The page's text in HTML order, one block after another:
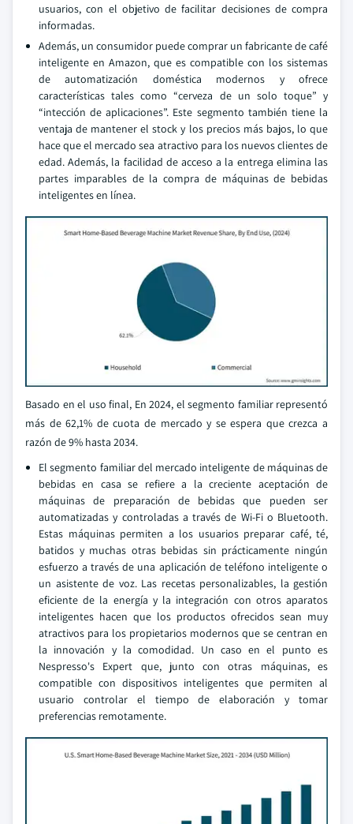
usuarios, con el objetivo de facilitar decisiones de compra
informadas.
Además, un consumidor puede comprar un fabricante de café
inteligente en Amazon, que es compatible con los sistemas
de automatización doméstica modernos y ofrece
características tales como “cerveza de un solo toque” y
“intección de aplicaciones”. Este segmento también tiene la
ventaja de mantener el stock y los precios más bajos, lo que
hace que el mercado sea atractivo para los nuevos clientes de
edad. Además, la facilidad de acceso a la entrega elimina las
partes imparables de la compra de máquinas de bebidas
inteligentes en línea.
Basado en el uso final, En 2024, el segmento familiar representó
más de 62,1% de cuota de mercado y se espera que crezca a
razón de 9% hasta 2034.
El segmento familiar del mercado inteligente de máquinas de
bebidas en casa se refiere a la creciente aceptación de
máquinas de preparación de bebidas que pueden ser
automatizadas y controladas a través de Wi-Fi o Bluetooth.
Estas máquinas permiten a los usuarios preparar café, té,
batidos y muchas otras bebidas sin prácticamente ningún
esfuerzo a través de una aplicación de teléfono inteligente o
un asistente de voz. Las recetas personalizables, la gestión
eficiente de la energía y la integración con otros aparatos
inteligentes hacen que los productos ofrecidos sean muy
atractivos para los propietarios modernos que se centran en
la innovación y la comodidad. Un caso en el punto es
Nespresso's Expert que, junto con otras máquinas, es
compatible con dispositivos inteligentes que permiten al
usuario controlar el tiempo de elaboración y tomar
preferencias remotamente.